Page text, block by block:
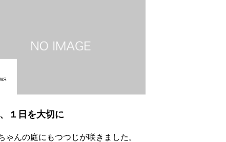
１日を大切に
ゃんの庭にもつつじが咲きました。